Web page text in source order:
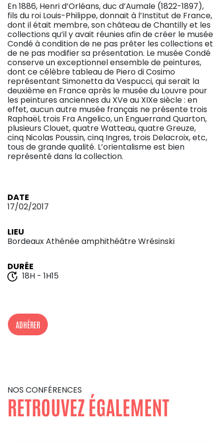
En 1886, Henri d’Orléans, duc d’Aumale (1822-1897),
fils du roi Louis-Philippe, donnait à l’Institut de France,
dont il était membre, son château de Chantilly et les
collections qu’il y avait réunies afin de créer le musée
Condé à condition de ne pas prêter les collections et
de ne pas modifier sa présentation. Le musée Condé
conserve un exceptionnel ensemble de peintures,
dont ce célèbre tableau de Piero di Cosimo
représentant Simonetta da Vespucci, qui serait la
deuxième en France après le musée du Louvre pour
les peintures anciennes du XVe au XIXe siècle : en
effet, aucun autre musée français ne présente trois
Raphaël, trois Fra Angelico, un Enguerrand Quarton,
plusieurs Clouet, quatre Watteau, quatre Greuze,
cinq Nicolas Poussin, cinq Ingres, trois Delacroix, etc,
tous de grande qualité. L’orientalisme est bien
représenté dans la collection.
DATE
17/02/2017
LIEU
Bordeaux Athénée amphithéâtre Wrésinski
DURÉE
18H - 1H15
ADHÉRER
NOS CONFÉRENCES
RETROUVEZ ÉGALEMENT